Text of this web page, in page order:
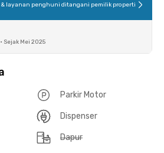
layanan penghuni ditangani pemilik properti
• Sejak Mei 2025
Parkir Motor
Dispenser
Dapur